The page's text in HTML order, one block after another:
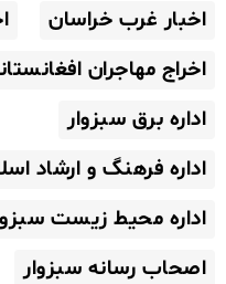
اخبار غرب خراسان
اخراج مهاجران
اداره برق سبزوار
اداره فرهنگ و ارشاد
اداره محیط زیست
اصحاب رسانه سبزوار